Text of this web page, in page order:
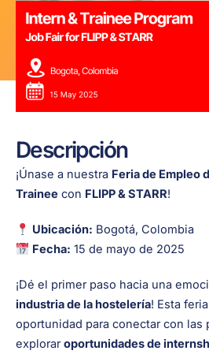
Descripción
¡Únase a nuestra Feria de Empleo
Trainee con FLIPP & STARR!
Ubicación: Bogotá, Colombia
Fecha: 15 de mayo de 2025
¡Dé el primer paso hacia una
industria de la hostelería! Esta
oportunidad para conectar con las
exploraroportunidades de